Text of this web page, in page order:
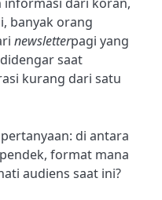
informasi dari koran,
banyak orang
newsletterpagi yang
saat
kurang dari satu
di antara
format mana
audiens saat ini?